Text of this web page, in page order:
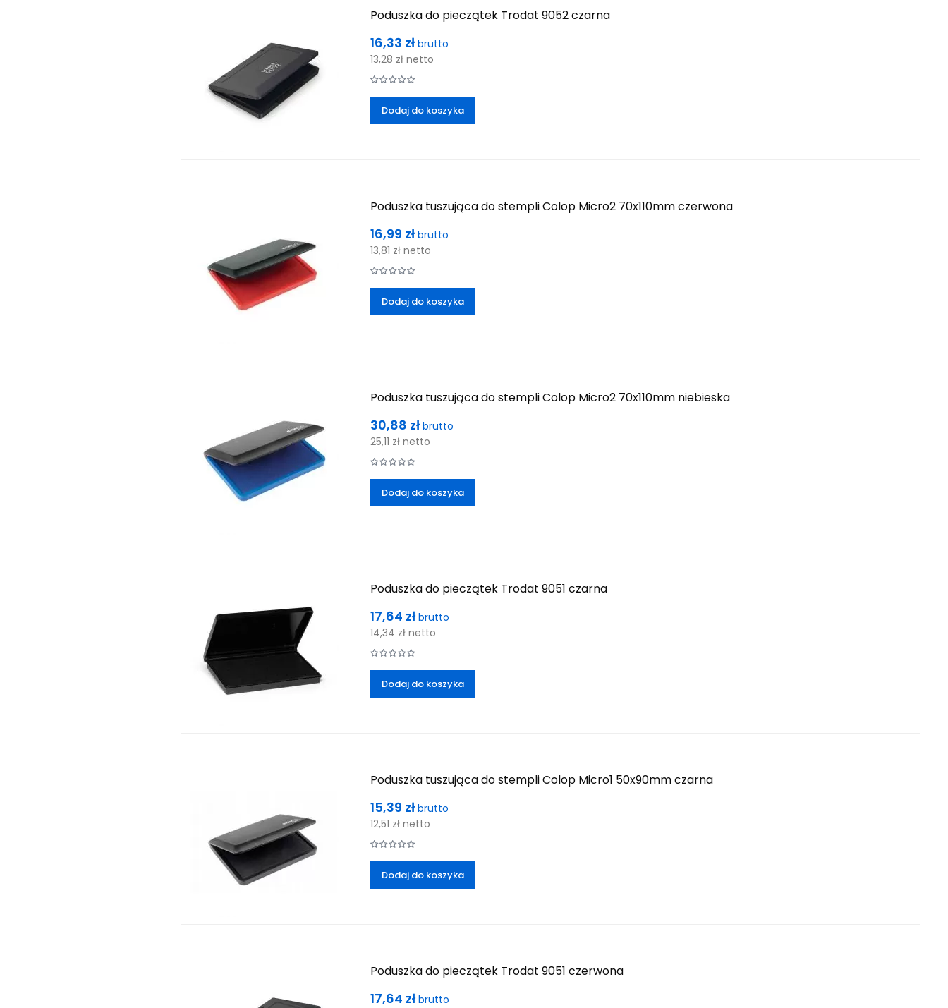
Poduszka do pieczątek Trodat 9052 czarna
Cena
16,33 złbrutto
13,28 zł netto
Dodaj do koszyka
Poduszka tuszująca do stempli Colop Micro2 70x110mm czerwona
Cena
16,99 złbrutto
13,81 zł netto
Dodaj do koszyka
Poduszka tuszująca do stempli Colop Micro2 70x110mm niebieska
Cena
30,88 złbrutto
25,11 zł netto
Dodaj do koszyka
Poduszka do pieczątek Trodat 9051 czarna
Cena
17,64 złbrutto
14,34 zł netto
Dodaj do koszyka
Poduszka tuszująca do stempli Colop Micro1 50x90mm czarna
Cena
15,39 złbrutto
12,51 zł netto
Dodaj do koszyka
Poduszka do pieczątek Trodat 9051 czerwona
Cena
17,64 złbrutto